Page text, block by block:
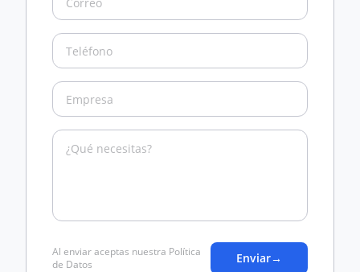
Al enviar aceptas nuestra Política
de Datos
Enviar→